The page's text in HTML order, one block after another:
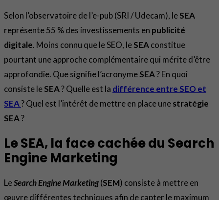
Selon l’observatoire de l’e-pub (SRI / Udecam), leSEA
représente 55 % des investissements en publicité
digitale. Moins connu que le SEO, leSEAconstitue
pourtant une approche complémentaire qui mérite d’être
approfondie. Que signifie l’acronymeSEA? En quoi
consiste leSEA? Quelle est la différence entre SEO et
SEA? Quel est l’intérêt de mettre en place unestratégie
SEA?
Le SEA, la face cachée du Search
Engine Marketing
LeSearch Engine Marketing(SEM) consiste à mettre en
œuvre différentes techniques afin de capter le maximum